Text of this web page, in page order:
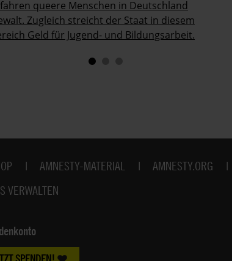
queere Menschen in Deutschland
Zugleich streicht der Staat in diesem
Geld für Jugend- und Bildungsarbeit.
AMNESTY-MATERIAL AMNESTY.ORG
VERWALTEN